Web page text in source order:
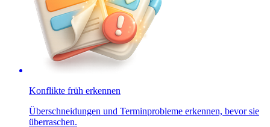
Konflikte früh erkennen
Überschneidungen und Terminprobleme erkennen, bevor sie
überraschen.